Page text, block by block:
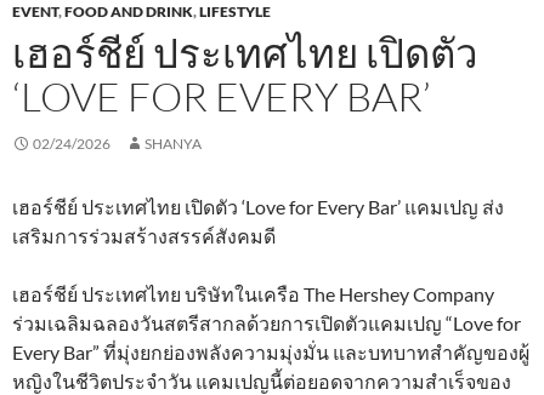
EVENT,FOOD AND DRINK,LIFESTYLE
เฮอร์ชีย์ ประเทศไทย เปิดตัว
‘LOVE FOR EVERY BAR’
02/24/2026 SHANYA
เฮอร์ชีย์ ประเทศไทย เปิดตัว ‘Love for Every Bar’ แคมเปญ ส่ง
เสริมการร่วมสร้างสรรค์สังคมดี
เฮอร์ชีย์ ประเทศไทย บริษัทในเครือ The Hershey Company
ร่วมเฉลิมฉลองวันสตรีสากลด้วยการเปิดตัวแคมเปญ “Love for
Every Bar” ที่มุ่งยกย่องพลังความมุ่งมั่น และบทบาทสำคัญของผู้
หญิงในชีวิตประจำวัน แคมเปญนี้ต่อยอดจากความสำเร็จของ